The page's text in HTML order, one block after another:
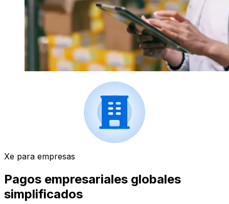
Xe para empresas
Pagos empresariales globales
simplificados